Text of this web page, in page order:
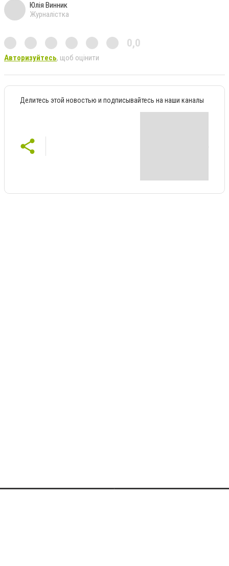
Юлія Винник
Журналістка
0,0
Авторизуйтесь, щоб оцінити
Делитесь этой новостью и подписывайтесь на наши каналы